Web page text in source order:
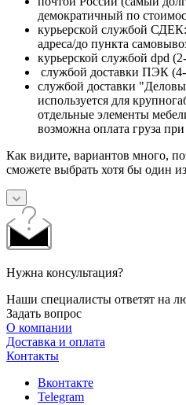
демократичный по
курьерской службой СДЕК:
адреса/до пункта
курьерской службой dpd
службой доставки ПЭК
службой доставки
используется для
отдельные элементы
возможна оплата груза
Как видите, вариантов много,
сможете выбрать хотя бы один
Нужна консультация?
Наши специалисты ответят на
Задать вопрос
О компании
Доставка и оплата
Контакты
Вконтакте
Telegram